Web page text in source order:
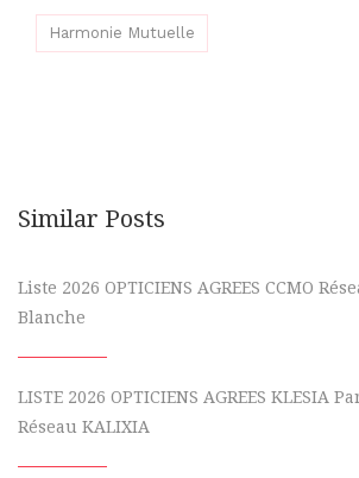
Harmonie Mutuelle
Similar Posts
Liste 2026 OPTICIENS AGREES CCMO
Blanche
LISTE 2026 OPTICIENS AGREES KLESIA
Réseau KALIXIA